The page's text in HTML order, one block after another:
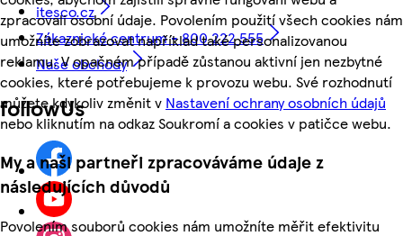
zpracovali osobní údaje. Povolením použití všech cookies nám
umožníte zobrazovat například také personalizovanou
reklamu. V opačném případě zůstanou aktivní jen nezbytné
cookies, které potřebujeme k provozu webu. Své rozhodnutí
můžete kdykoliv změnit v Nastavení ochrany osobních údajů
nebo kliknutím na odkaz Soukromí a cookies v patičce webu.
My a naši partneři zpracováváme údaje z
následujících důvodů
Povolením souborů cookies nám umožníte měřit efektivitu
itesco.cz
Zákaznické centrum - 800 222 555
Naše obchody
followUs